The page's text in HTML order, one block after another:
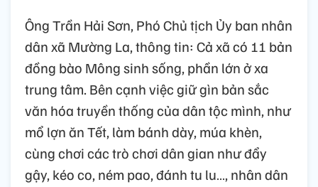
Ông Trần Hải Sơn, Phó Chủ tịch Ủy ban nhân
dân xã Mường La, thông tin: Cả xã có 11 bản
đồng bào Mông sinh sống, phần lớn ở xa
trung tâm. Bên cạnh việc giữ gìn bản sắc
văn hóa truyền thống của dân tộc mình, như
mổ lợn ăn Tết, làm bánh dày, múa khèn,
cùng chơi các trò chơi dân gian như đẩy
gậy, kéo co, ném pao, đánh tu lu…, nhân dân